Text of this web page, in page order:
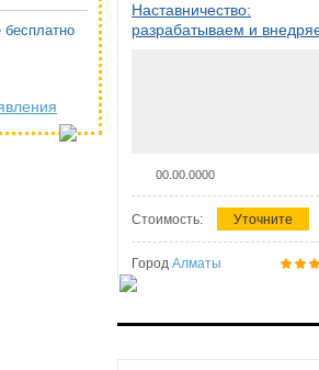
Наставничество:
разрабатываем и
00.00.0000
Стоимость: Уточните
Город Алматы